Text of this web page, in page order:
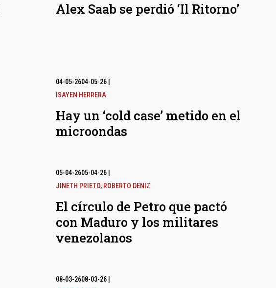
Alex Saab se perdió ‘Il Ritorno’
04-05-2604-05-26|
ISAYEN HERRERA
Hay un ‘cold case’ metido en el
microondas
05-04-2605-04-26|
JINETH PRIETO, ROBERTO DENIZ
El círculo de Petro que pactó
con Maduro y los militares
venezolanos
08-03-2608-03-26|